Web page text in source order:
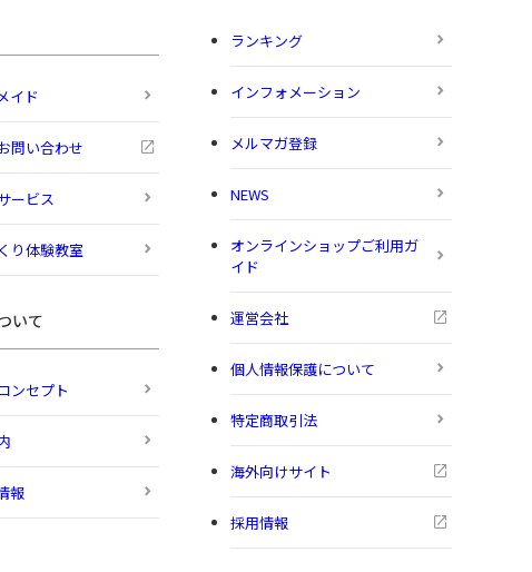
イド
問い合わせ
ービス
り体験教室
いて
ンセプト
報
ランキング
インフォメーション
メルマガ登録
NEWS
オンラインショップご利用ガ
イド
運営会社
個人情報保護について
特定商取引法
海外向けサイト
採用情報